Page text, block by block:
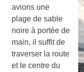
avions une
plage de sable
noire à portée de
main, il suffit de
traverser la route
et le centre du